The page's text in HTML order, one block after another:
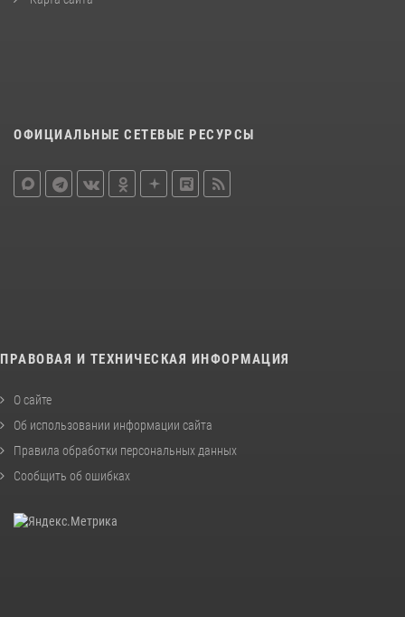
ОФИЦИАЛЬНЫЕ СЕТЕВЫЕ РЕСУРСЫ
ПРАВОВАЯ И ТЕХНИЧЕСКАЯ ИНФОРМАЦИЯ
О сайте
Об использовании информации сайта
Правила обработки персональных данных
Сообщить об ошибках